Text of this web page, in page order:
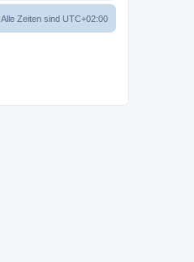
Alle Zeiten sind UTC+02:00